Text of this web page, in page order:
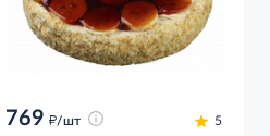
769 д/шт 5